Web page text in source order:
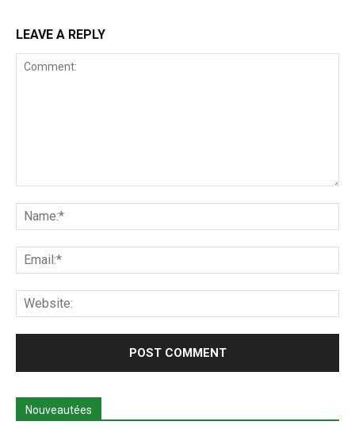
LEAVE A REPLY
Nouveautées